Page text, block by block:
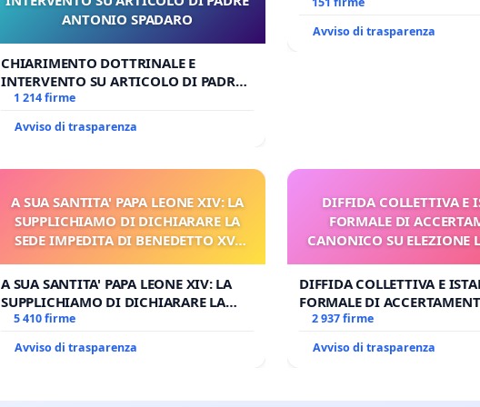
ANTONIO SPADARO
CHIARIMENTO DOTTRINALE E
INTERVENTO SU ARTICOLO DI PADRE
ANTONIO SPADARO
1 214 firme
Avviso di trasparenza
Avviso di trasparenza
A SUA SANTITA' PAPA LEONE XIV: LA
SUPPLICHIAMO DI DICHIARARE LA
SEDE IMPEDITA DI BENEDETTO XVI
PROCESSO
A SUA SANTITA' PAPA LEONE XIV: LA
SUPPLICHIAMO DI DICHIARARE LA
SEDE IMPEDITA DI BENEDETTO XVI E/O
5 410 firme
Avviso di trasparenza
DIFFIDA COLLETTIVA E
FORMALE DI
CANONICO SU ELEZIONE
DIFFIDA COLLETTIVA E
FORMALE DI
CANONICO SU ELEZIONE
2 937 firme
Avviso di trasparenza